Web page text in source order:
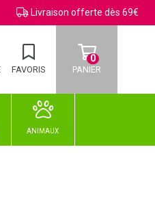
Livraison offerte dès 69€
FAVORIS PANIER
0
ANIMAUX